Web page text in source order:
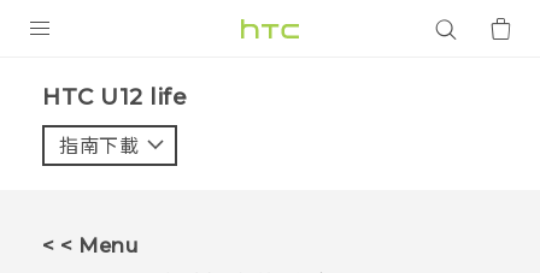
VIVE
HTC U12 life‎
指南下載
< < Menu